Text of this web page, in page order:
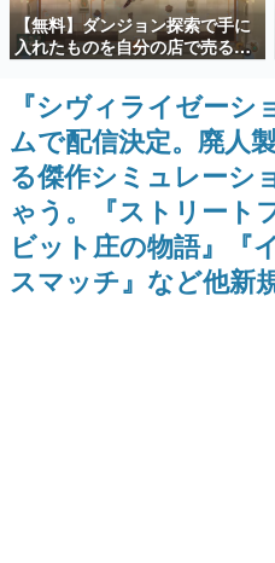
新世代に訊く
これからのデジタル
の姿を追い、彼らの
ゲーム世代の作
ゲームに多大な影響
日本のコンテンツ産
画です。
日本モバイルゲ
日本のモバイルゲー
ルを網羅するほか、
解説を掲載。約20年
【無料】ダンジョン探索で手に
入れたものを自分の店で売るゲ
ーム『Moonlighter』がSteam
にて無料配布中！続編
『Moonlighter 2』の9月2日正
式リリースを記念したキャンペ
ーン
『シヴィライゼー
ムで配信決定。廃人
る傑作シミュレーシ
ゃう。『ストリート
ビット庄の物語』『
スマッチ』など他新